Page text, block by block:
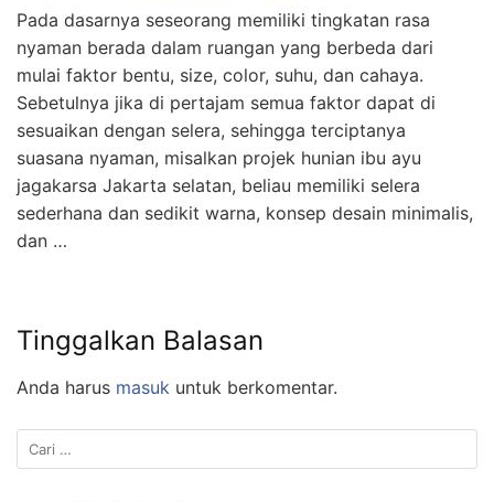
Pada dasarnya seseorang memiliki tingkatan rasa
nyaman berada dalam ruangan yang berbeda dari
mulai faktor bentu, size, color, suhu, dan cahaya.
Sebetulnya jika di pertajam semua faktor dapat di
sesuaikan dengan selera, sehingga terciptanya
suasana nyaman, misalkan projek hunian ibu ayu
jagakarsa Jakarta selatan, beliau memiliki selera
sederhana dan sedikit warna, konsep desain minimalis,
dan …
Tinggalkan Balasan
Anda harus masuk untuk berkomentar.
a